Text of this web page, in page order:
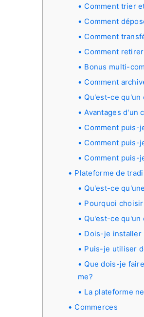
Comment trier
Comment
Comment
Comment
Bonus multi-
Comment
Qu'est-ce qu'un
Avantages d'un
Comment puis-
Comment puis-
Comment puis-
Plateforme de
Qu'est-ce
Pourquoi
Qu'est-ce qu'un
Dois-je installer
Puis-je utiliser
Que dois-je
me?
La plateforme
Commerces